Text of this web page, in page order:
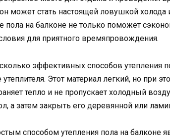
может стать настоящей ловушкой холода
пола на балконе не только поможет
для приятного времяпровождения.
эффективных способов утепления
утеплителя. Этот материал легкий, но при
тепло и не пропускает холодный
а затем закрыть его деревянной или
способом утепления пола на балконе